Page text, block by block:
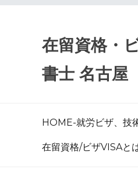
在留資格・
書士 名古屋
HOME-就労ビザ、技
在留資格/ビザVISAと